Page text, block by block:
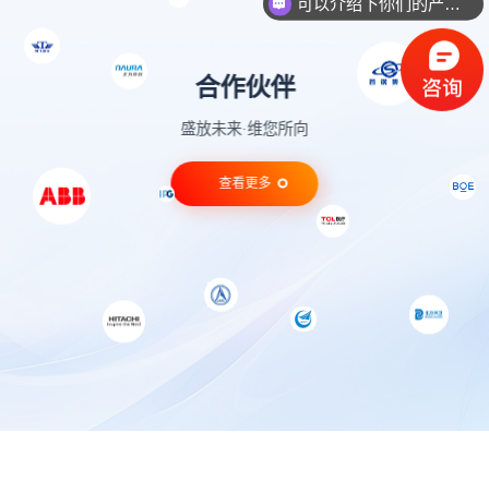
合作伙伴
盛放未来·维您所向
查看更多
你们是怎么收费的呢？